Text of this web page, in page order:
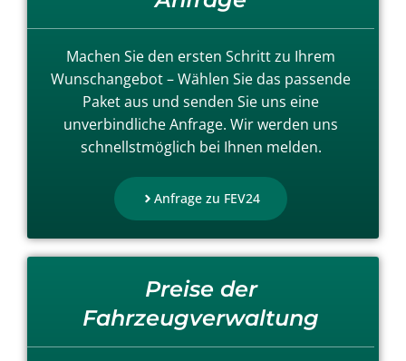
Machen Sie den ersten Schritt zu Ihrem
Wunschangebot – Wählen Sie das passende
Paket aus und senden Sie uns eine
unverbindliche Anfrage. Wir werden uns
schnellstmöglich bei Ihnen melden.
Anfrage zu FEV24
Preise der
Fahrzeugverwaltung